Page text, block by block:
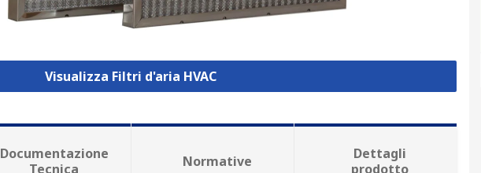
Visualizza Filtri d'aria HVAC
Documentazione
Tecnica
Normative
Dettagli
prodotto